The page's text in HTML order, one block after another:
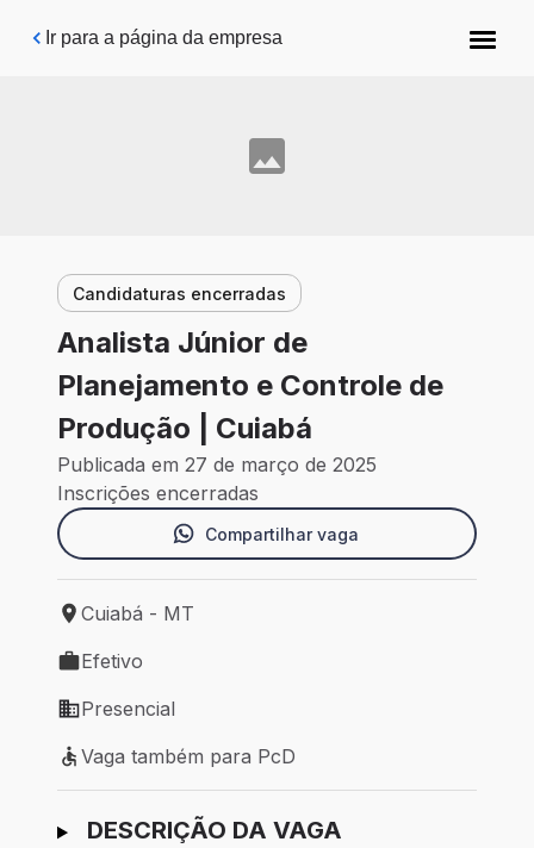
Pular para o conteúdo principal
Ir para a página da empresa
Candidaturas encerradas
Analista Júnior de
Planejamento e Controle de
Produção | Cuiabá
Publicada em 27 de março de 2025
Inscrições encerradas
Compartilhar vaga
Local de trabalho: Cuiabá - MT
Cuiabá - MT
Tipo de vaga: Efetivo
Efetivo
Modelo de trabalho: Presencial
Presencial
Vaga também para PcD
Vaga também para PcD
Ir para candidatura
DESCRIÇÃO DA VAGA